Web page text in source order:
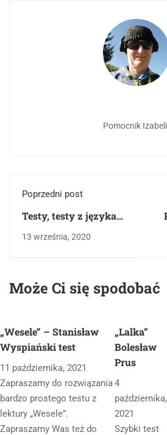
Pomocnik
Poprzedni post
Testy, testy z języka
polskiego - kilka słów
13 września, 2020
Może Ci się spodobać
„Wesele” – Stanisław
Wyspiański test
11 października, 2021
Zapraszamy do rozwiązania
bardzo prostego testu z
lektury „Wesele”.
Zapraszamy Was też do
„Lalka”
Bolesław
Prus
4
października,
2021
Szybki test